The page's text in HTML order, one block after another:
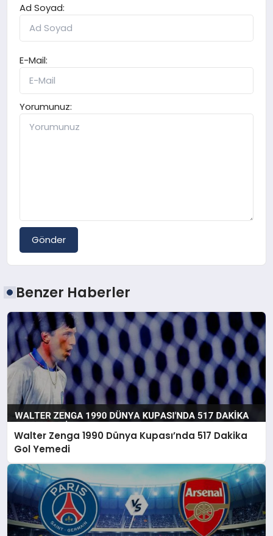
Ad Soyad:
E-Mail:
Yorumunuz:
Gönder
Benzer Haberler
Walter Zenga 1990 Dünya Kupası’nda 517 Dakika
Gol Yemedi